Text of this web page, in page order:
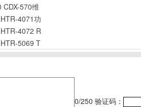
CDX-570维
4071功
4072 R
5069 T
0/250 验证码：